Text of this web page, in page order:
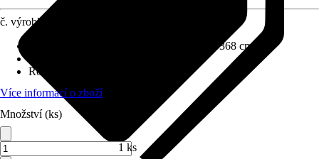
č. výrobku
368 x 368 cm
Rozměry sloupů/sloupků
Více informací o zboží
Množství (ks)
1 ks